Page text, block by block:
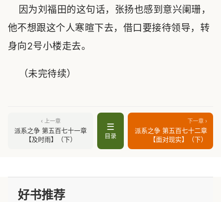
因为刘福田的这句话，张扬也感到意兴阑珊，
他不想跟这个人寒暄下去，借口要接待领导，转
身向2号小楼走去。
（未完待续）
‹ 上一章
派系之争 第五百七十一章
【及时雨】（下）
☰
目录
下一章 ›
派系之争 第五百七十二章
【面对现实】（下）
好书推荐